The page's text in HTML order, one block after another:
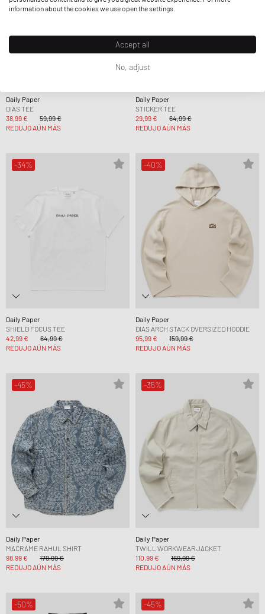
Daily Paper
DIAS TEE
38,99 €
59,99 €
REDUJO AÚN MÁS
Daily Paper
STICKER TEE
29,99 €
64,99 €
REDUJO AÚN MÁS
-34%
Daily Paper
SHIELD FOCUS TEE
42,99 €
64,99 €
REDUJO AÚN MÁS
-40%
Daily Paper
DIAS ARCH STACK OVERSIZED HOODIE
95,99 €
159,99 €
REDUJO AÚN MÁS
-45%
Daily Paper
MACRAME RAHUL SHIRT
98,99 €
179,99 €
REDUJO AÚN MÁS
-35%
Daily Paper
TWILL WORKWEAR JACKET
110,99 €
169,99 €
REDUJO AÚN MÁS
-50% -45%
information about the cookies we use open the settings.
Accept all
No, adjust